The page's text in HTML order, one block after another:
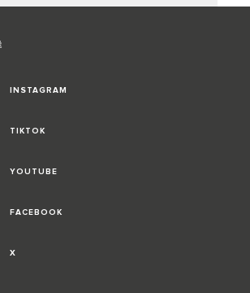
INSTAGRAM
TIKTOK
YOUTUBE
FACEBOOK
X